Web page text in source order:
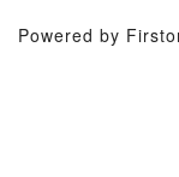
Powered by